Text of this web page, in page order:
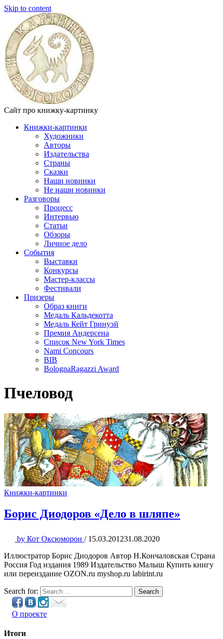
Skip to content
Сайт про книжку-картинку
Книжки-картинки
Художники
Авторы
Издательства
Страны
Сказки
Наши новинки
Не наши новинки
Разговоры
Процесс
Интервью
Статьи
Обзоры
Личное дело
События
Выставки
Конкурсы
Мастер-классы
Фестивали
Призеры
Образ книги
Медаль Кальдекотта
Медаль Кейт Гринуэй
Премия Андерсена
Список New York Times
Nami Concours
BIB
BolognaRagazzi Award
Пчеловод
Книжки-картинки
Борис Диодоров «Дело в шляпе»
by Кот Оксюморон / 15.03.201231.08.2020
Иллюстратор Борис Диодоров Автор Н.Кончаловская Страна
Россия Год издания 1989 Издательство Малыш Купить книгу
или переиздание OZON.ru myshop.ru labirint.ru
Search for: Search
О проекте
Итоги